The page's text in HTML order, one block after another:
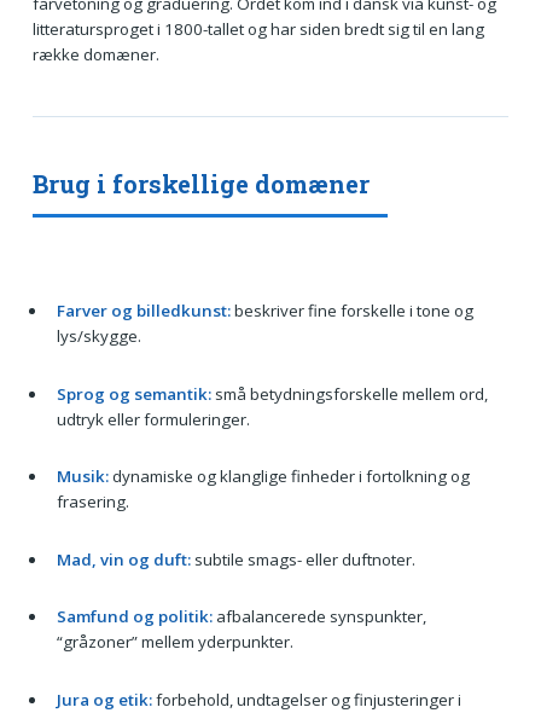
litteratursproget i 1800-tallet og har siden bredt sig til en lang
række domæner.
Brug i forskellige domæner
Farver og billedkunst:beskriver fine forskelle i tone og
lys/skygge.
Sprog og semantik:små betydningsforskelle mellem ord,
udtryk eller formuleringer.
Musik:dynamiske og klanglige finheder i fortolkning og
frasering.
Mad, vin og duft:subtile smags- eller duftnoter.
Samfund og politik:afbalancerede synspunkter,
“gråzoner” mellem yderpunkter.
Jura og etik:forbehold, undtagelser og finjusteringer i